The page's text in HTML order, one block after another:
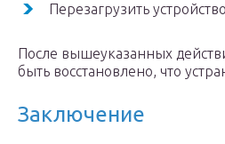
Перезагрузить
После вышеуказанных
быть восстановлено, что
Заключение